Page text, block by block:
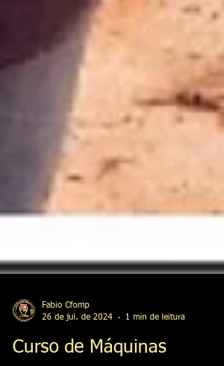
26 de jul. de 2024
1 min de leitura